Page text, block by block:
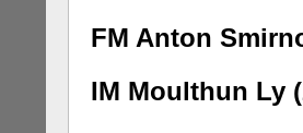
FM Anton
IM Moulthun Ly